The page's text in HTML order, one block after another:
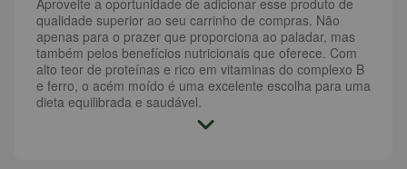
Aproveite a oportunidade de adicionar esse produto de
qualidade superior ao seu carrinho de compras. Não
apenas para o prazer que proporciona ao paladar, mas
também pelos benefícios nutricionais que oferece. Com
alto teor de proteínas e rico em vitaminas do complexo B
e ferro, o acém moído é uma excelente escolha para uma
dieta equilibrada e saudável.